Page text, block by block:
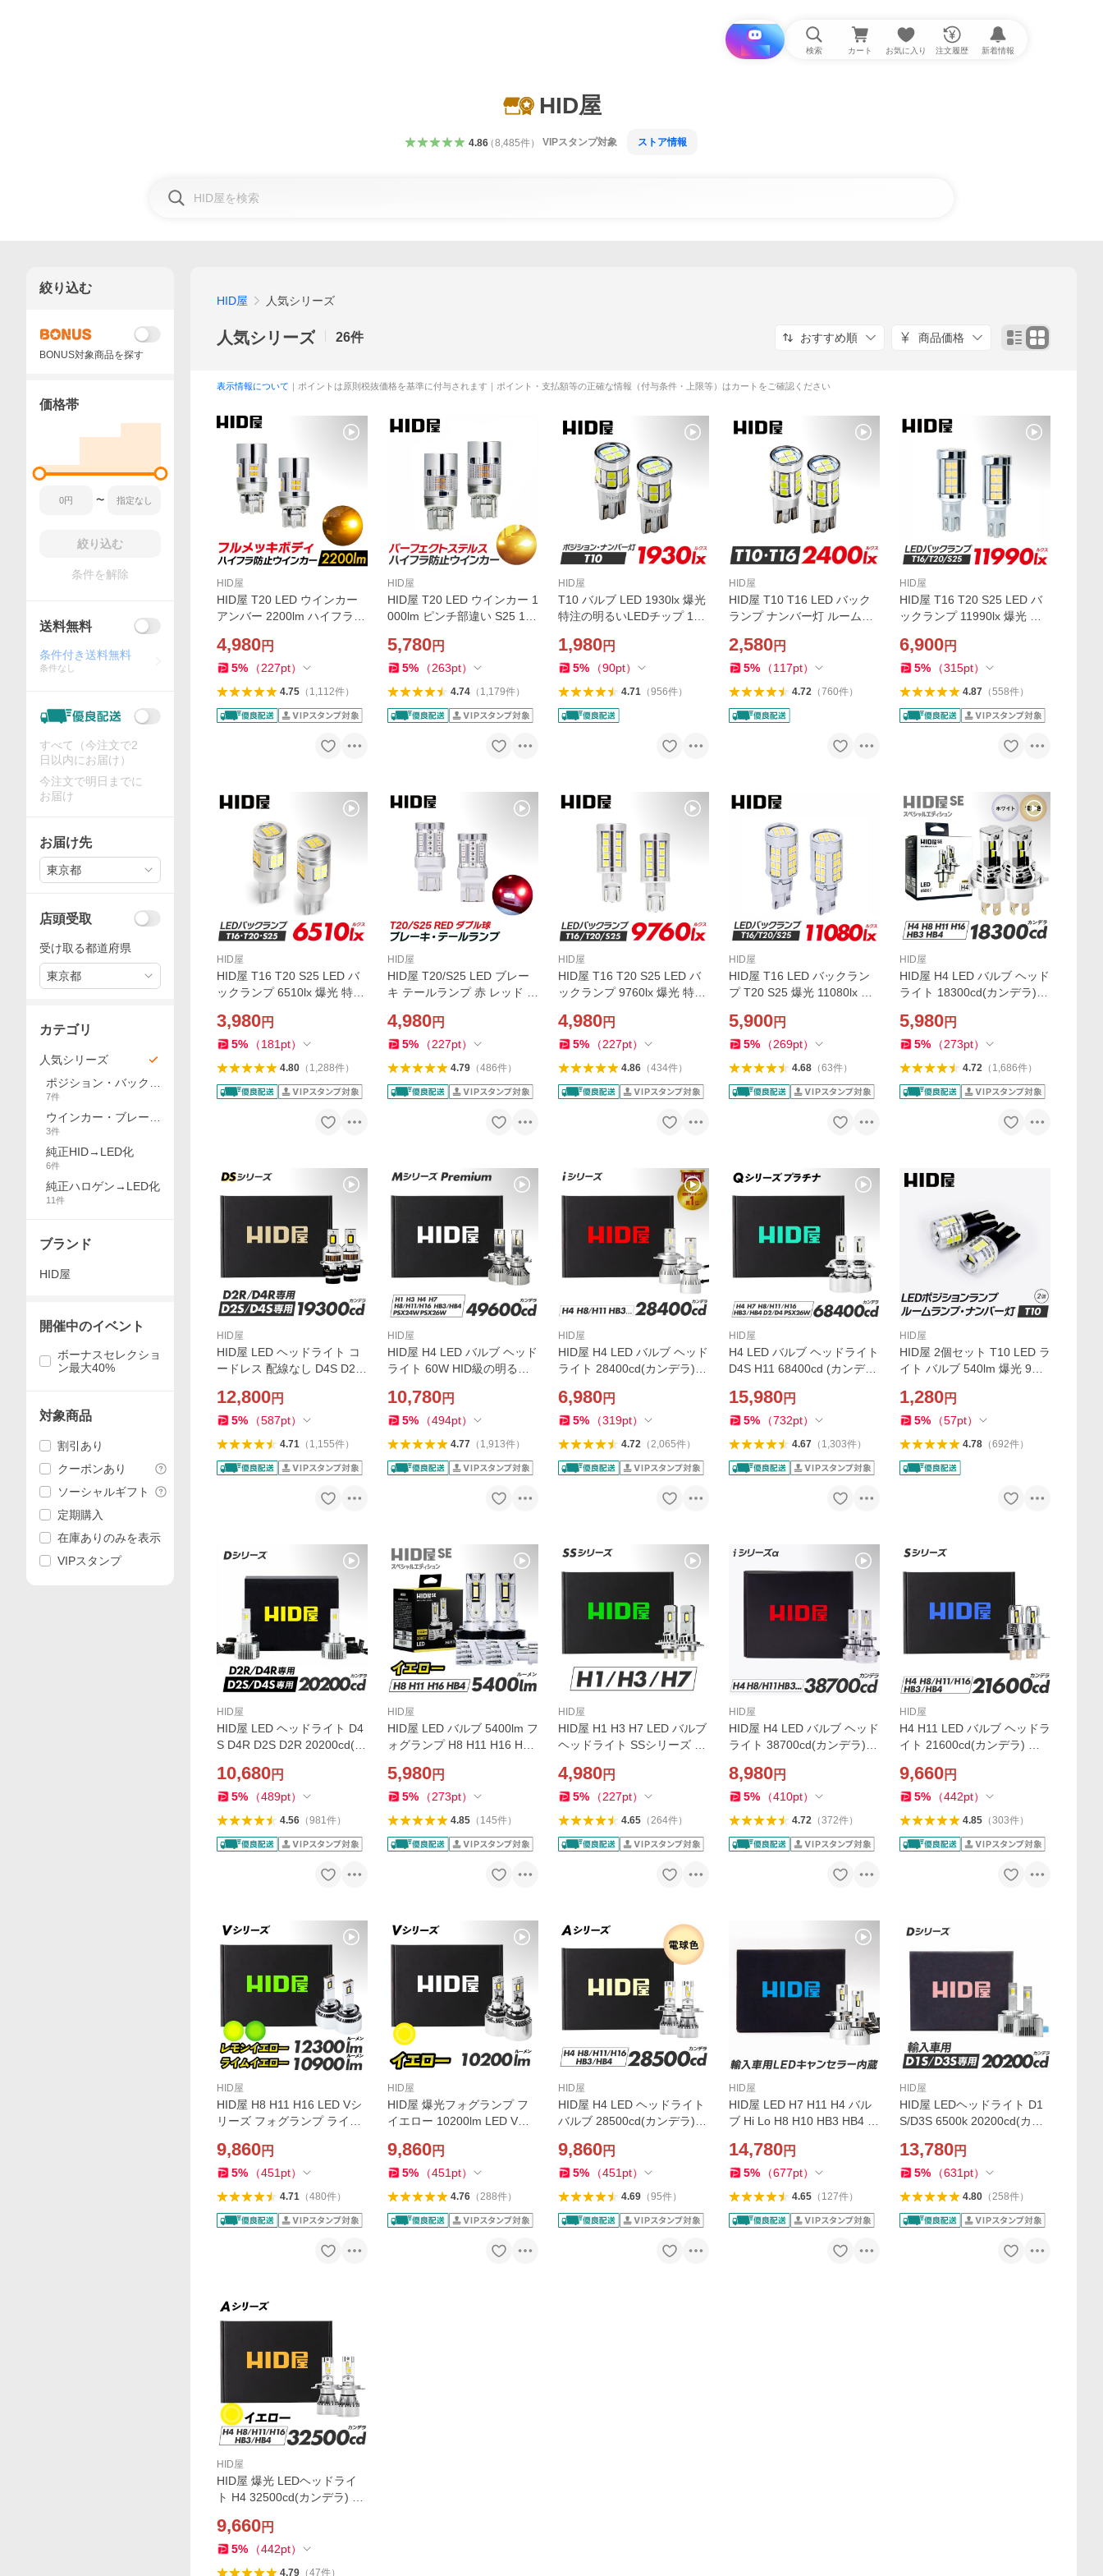
i と探す 検索 カート お気に入り 注文履歴 新着情報
HID屋
4.86（8,485件） VIPスタンプ対象 ストア情報
HID屋 人気シリーズ
人気シリーズ 26件 おすすめ順 商品価格
表示情報について ｜ポイントは原則税抜価格を基準に付与されます｜ポイント・支払額等の正確な情報（付与条件・上限等）はカートをご確認ください
HID屋
HID屋 T20 LED ウインカー
アンバー 2200lm ハイフラ防
チ部違い S25 150°(ピン角違
い) 180° 2年保証
4,980円
5% （227pt）
4.75（ 1,112件）
HID屋
HID屋 T20 LED ウインカー 1
000lm ピンチ部違い S25 15
止 抵抗内蔵 パーフェクト ス
テルス 車検対応 2球セット 2
5,780円
5% （263pt）
4.74（ 1,179件）
HID屋
T10 バルブ LED 1930lx 爆光
特注の明るいLEDチップ 16
k ポジションランプ ナンバー
灯 ルームランプ 2球1セット
1,980円
5% （90pt）
4.71（956件）
HID屋
HID屋 T10 T16 LED バック
ランプ ナンバー灯 ルームラ
注の明るいLEDチップ ホワ
イト6500k クールホワイト8
2,580円
5% （117pt）
4.72（760件）
HID屋
HID屋 T16 T20 S25 LED バ
ックランプ 11990lx 爆光 特
2球1セット 車検対応 2年保
証
6,900円
5% （315pt）
4.87（558件）
HID屋
HID屋 T16 T20 S25 LED バ
ックランプ 6510lx 爆光 特注
ホワイト 2個セット 2年保証
3,980円
5% （181 pt）
4.80（ 1,288件）
HID屋
HID屋 T20/S25 LED ブレー
キ テールランプ 赤 レッド ダ
度 段違い 2球1セット 車検対
応 2年保証 ダブル
4,980円
5% （227pt）
4.79（486件）
HID屋
HID屋 T16 T20 S25 LED バ
ックランプ 9760lx 爆光 特注
ホワイト 無極性 2年保証 2個
セット
4,980円
5% （227pt）
4.86（434件）
HID屋
HID屋 T16 LED バックラン
プ T20 S25 爆光 11080lx 特
6500k 2個セット 省エネ 車
検対応 2年保証 規格 バルブ
5,900円
5% （269pt）
4.68（63件）
HID屋
HID屋 H4 LED バルブ ヘッド
ライト 18300cd(カンデラ)
00k H7 H8 H11 H16 HB3 HB
4 車検対応 SE スペシャルエ
5,980円
5% （273pt）
4.72（ 1,686件）
HID屋
HID屋 LED ヘッドライト コ
ードレス 配線なし D4S D2S
ン付き 純正HID交換 19300c
d 6500k ホワイト 35W 2本1
12,800円
5% （587pt）
4.71（ 1,155件）
HID屋
HID屋 H4 LED バルブ ヘッド
ライト 60W HID級の明るさ
シリーズ プレミアム H11 H1
H3 H7 H8 H16 HB3 HB4 H19
10,780円
5% （494pt）
4.77（ 1,913件）
HID屋
HID屋 H4 LED バルブ ヘッド
ライト 28400cd(カンデラ)
HiLo H7 H8 H11 H16 HB3 H
B4 ホワイト 6500k 2年保証
6,980円
5% （319pt）
4.72（2,065件）
HID屋
H4 LED バルブ ヘッドライト
D4S H11 68400cd (カンデ
K ホワイト 爆光 D2S Hi Lo H
8 HB3 HB4 HIR2 H7 PSX26
15,980円
5% （732pt）
4.67（ 1,303件）
HID屋
HID屋 2個セット T10 LED ラ
イト バルブ 540lm 爆光 9基
ョン ナンバー灯 ルームラン
プ ライセンス 車幅灯 2年保
1,280円
5% （57pt）
4.78（692件）
HID屋
HID屋 LED ヘッドライト D4
S D4R D2S D2R 20200cd(カ
2本1セット 純正HIDを簡単L
ED化 Dシリーズ 2年保証
10,680円
5% （489pt）
4.56（981件）
HID屋
HID屋 LED バルブ 5400lm フ
ォグランプ H8 H11 H16 HB4
00k 車検対応 SE スペシャル
エディション 2年保証
5,980円
5% （273pt）
4.85（ 145件）
HID屋
HID屋 H1 H3 H7 LED バルブ
ヘッドライト SSシリーズ 車
き 爆光 10800cd 6500k 2年
保証
4,980円
5% （227pt）
4.65（264件）
HID屋
HID屋 H4 LED バルブ ヘッド
ライト 38700cd(カンデラ)フ
ファ) HiLo H8 H11 H16 HB3
ホワイト 6500k 2年保証
8,980円
5% （410pt）
4.72（372件）
HID屋
H4 H11 LED バルブ ヘッドラ
イト 21600cd(カンデラ) フ
検対応 純正サイズ ファン付
き H8 H16 HB3 HB4 爆光 65
9,660円
5% （442pt）
4.85（303件）
HID屋
HID屋 H8 H11 H16 LED Vシ
リーズ フォグランプ ライム
エロー 12300lm HB4 PSX26
W 爆光 フォグ 2年保証 車検
9,860円
5% （451 pt）
4.71（480件）
HID屋
HID屋 爆光フォグランプ フ
イエロー 10200lm LED Vシ
H16 HB4 PSX26W 車検対応
後付け 2年保証
9,860円
5% （451 pt）
4.76（288件）
HID屋
HID屋 H4 LED ヘッドライト
バルブ 28500cd(カンデラ)
ズ 2年保証 2本1セット 爆光
Hi Lo H7 H8 H11 H16 HB3 H
9,860円
5% （451 pt）
4.69（95件）
HID屋
HID屋 LED H7 H11 H4 バル
ブ Hi Lo H8 H10 HB3 HB4 4
ワーニング キャンセラー内
蔵 ヘッドライト WCシリー
14,780円
5% （677pt）
4.65（ 127件）
HID屋
HID屋 LEDヘッドライト D1
S/D3S 6500k 20200cd(カン
ット 純正交換用 ワーニング
キャンセラー内蔵 輸入車 D
13,780円
5% （631 pt）
4.80（258件）
HID屋
HID屋 爆光 LEDヘッドライ
ト H4 32500cd(カンデラ) イ
4 バルブ 3000K 12V対応 ハ
ロゲン交換用LEDバルブ 簡
9,660円
5% （442pt）
4.79（47件）
絞り込む
BONUS対象商品を探す
価格帯
〜
絞り込む
条件を解除
送料無料
条件付き送料無料
条件なし
すべて（今注文で2
日以内にお届け）
今注文で明日までに
お届け
お届け先
東京都
店頭受取
受け取る都道府県
東京都
カテゴリ
人気シリーズ
ポジション・バックラ
ンプ
7件
ウインカー・ブレーキ
ランプ
3件
純正HID→LED化
6件
純正ハロゲン→LED化
11件
ブランド
HID屋
開催中のイベント
ボーナスセレクショ
ン最大40%
対象商品
割引あり
クーポンあり
ソーシャルギフト
定期購入
在庫ありのみを表示
VIPスタンプ